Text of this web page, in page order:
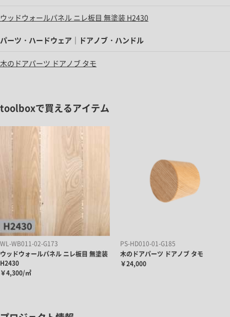
ウッドウォールパネル ニレ板目 無塗装 H2430
パーツ・ハードウェア｜ドアノブ・ハンドル
木のドアパーツ ドアノブ タモ
toolboxで買えるアイテム
WL-WB011-02-G173
ウッドウォールパネル ニレ板目 無塗装
H2430
￥4,300/㎡
PS-HD010-01-G185
木のドアパーツ ドアノブ タモ
￥24,000